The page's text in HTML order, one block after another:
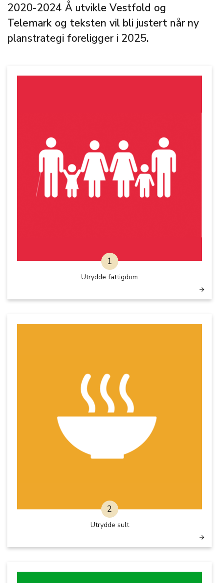
2020-2024 Å utvikle Vestfold og
Telemark og teksten vil bli justert når ny
planstrategi foreligger i 2025.
1
Utrydde fattigdom
arrow_forward
2
Utrydde sult
arrow_forward